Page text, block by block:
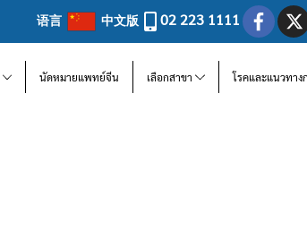
语言 中文版 02 223 1111
นัดหมายแพทย์จีน เลือกสาขา โรคและแนวทาง